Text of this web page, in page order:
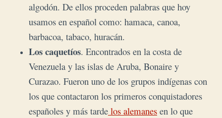
algodón. De ellos proceden palabras que hoy
usamos en español como: hamaca, canoa,
barbacoa, tabaco, huracán.
Los caquetíos. Encontrados en la costa de
Venezuela y las islas de Aruba, Bonaire y
Curazao. Fueron uno de los grupos indígenas con
los que contactaron los primeros conquistadores
españoles y más tarde los alemanes en lo que